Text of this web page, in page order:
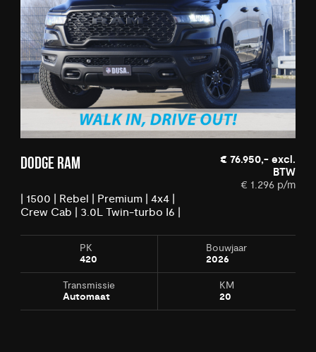
DODGE RAM
| 1500 | Rebel | Premium | 4x4 |
Crew Cab | 3.0L Twin-turbo I6 |
€ 76.950,- excl.
BTW
€ 1.296 p/m
PK
420
Bouwjaar
2026
Transmissie
Automaat
KM
20